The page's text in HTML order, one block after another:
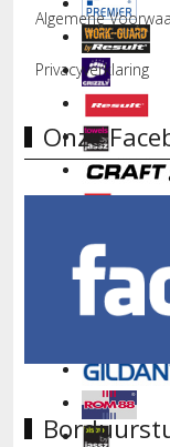
Algemene
Privacyverklaring
Onze